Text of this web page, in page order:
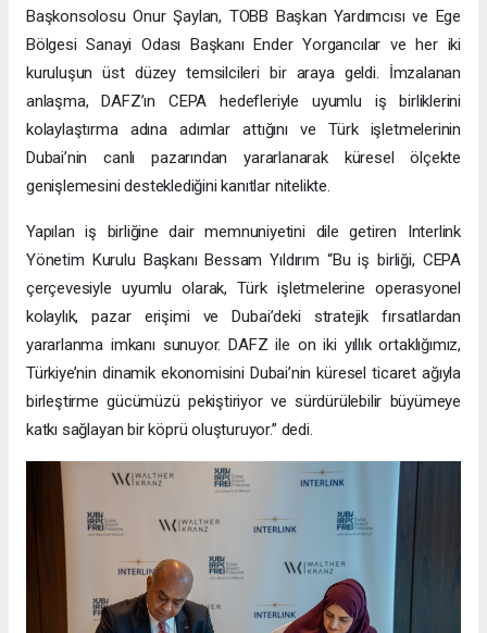
Başkonsolosu Onur Şaylan, TOBB Başkan Yardımcısı ve Ege
Bölgesi Sanayi Odası Başkanı Ender Yorgancılar ve her iki
kuruluşun üst düzey temsilcileri bir araya geldi. İmzalanan
anlaşma, DAFZ’ın CEPA hedefleriyle uyumlu iş birliklerini
kolaylaştırma adına adımlar attığını ve Türk işletmelerinin
Dubai’nin canlı pazarından yararlanarak küresel ölçekte
genişlemesini desteklediğini kanıtlar nitelikte.
Yapılan iş birliğine dair memnuniyetini dile getiren Interlink
Yönetim Kurulu Başkanı Bessam Yıldırım “Bu iş birliği, CEPA
çerçevesiyle uyumlu olarak, Türk işletmelerine operasyonel
kolaylık, pazar erişimi ve Dubai’deki stratejik fırsatlardan
yararlanma imkanı sunuyor. DAFZ ile on iki yıllık ortaklığımız,
Türkiye’nin dinamik ekonomisini Dubai’nin küresel ticaret ağıyla
birleştirme gücümüzü pekiştiriyor ve sürdürülebilir büyümeye
katkı sağlayan bir köprü oluşturuyor.” dedi.